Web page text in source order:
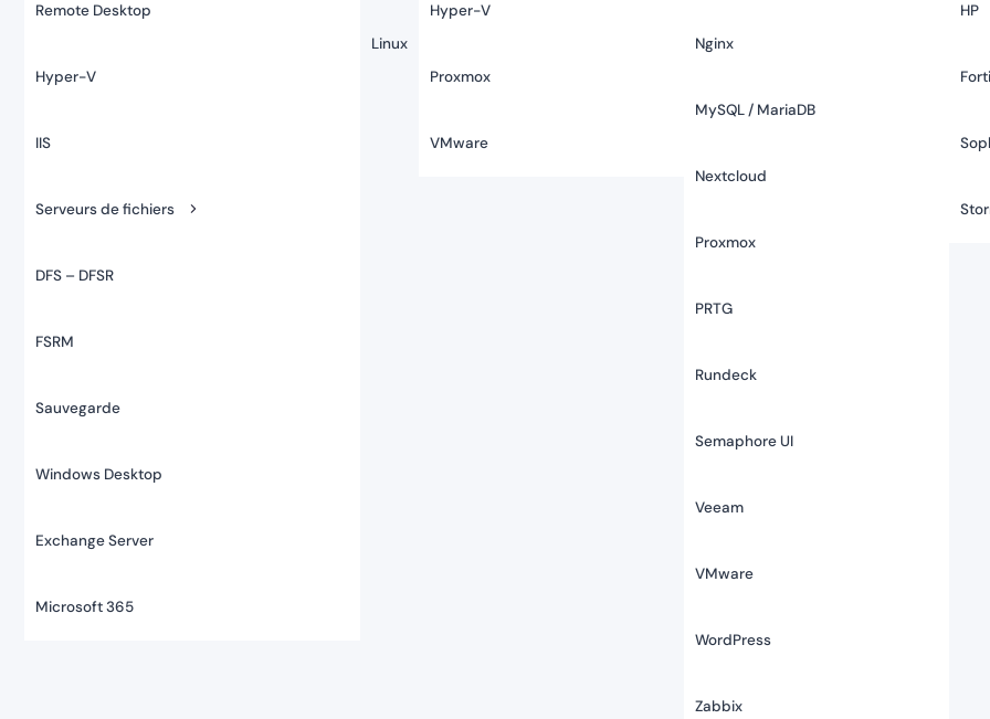
Remote Desktop
Hyper-V
IIS
Serveurs de fichiers
DFS – DFSR
FSRM
Sauvegarde
Windows Desktop
Exchange Server
Microsoft 365
Linux
Hyper-V
Proxmox
VMware
Nginx
MySQL / MariaDB
Nextcloud
Proxmox
PRTG
Rundeck
Semaphore UI
Veeam
VMware
WordPress
Zabbix
HP